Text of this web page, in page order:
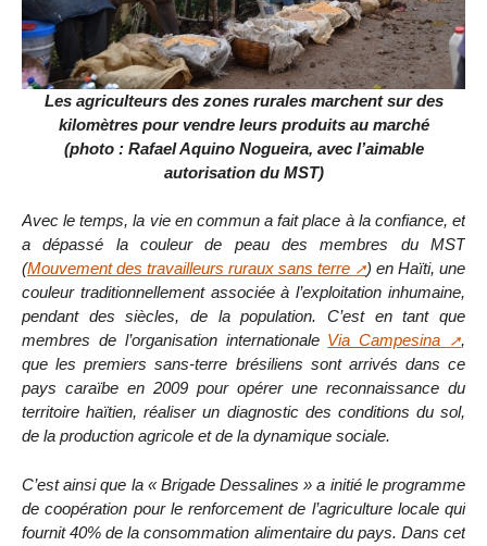
Les agriculteurs des zones rurales marchent sur des
kilomètres pour vendre leurs produits au marché
(photo : Rafael Aquino Nogueira, avec l’aimable
autorisation du MST)
Avec le temps, la vie en commun a fait place à la confiance, et
a dépassé la couleur de peau des membres du MST
(Mouvement des travailleurs ruraux sans terre
) en Haïti, une
couleur traditionnellement associée à l’exploitation inhumaine,
pendant des siècles, de la population. C’est en tant que
membres de l’organisation internationale Via Campesina
,
que les premiers sans-terre brésiliens sont arrivés dans ce
pays caraïbe en 2009 pour opérer une reconnaissance du
territoire haïtien, réaliser un diagnostic des conditions du sol,
de la production agricole et de la dynamique sociale.
C’est ainsi que la « Brigade Dessalines » a initié le programme
de coopération pour le renforcement de l’agriculture locale qui
fournit 40% de la consommation alimentaire du pays. Dans cet